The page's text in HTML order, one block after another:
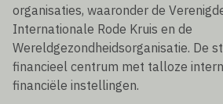
organisaties, waaronder de
Internationale Rode Kruis en de
Wereldgezondheidsorganisatie. De
financieel centrum met talloze
financiële instellingen.